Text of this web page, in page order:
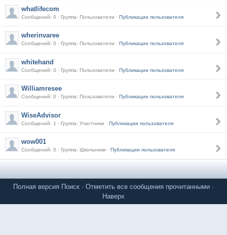
whatlifecom
Сообщений: 0 · Группа: Пользователи · Публикации пользователя
wherinvaree
Сообщений: 0 · Группа: Пользователи · Публикации пользователя
whitehand
Сообщений: 0 · Группа: Пользователи · Публикации пользователя
Williamresee
Сообщений: 0 · Группа: Пользователи · Публикации пользователя
WiseAdvisor
Сообщений: 1 · Группа: Участники · Публикации пользователя
wow001
Сообщений: 0 · Группа: Школьники · Публикации пользователя
Полная версия Поиск · Отметить все сообщения прочитанными ·
Наверх